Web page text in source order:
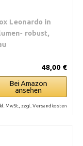
Leonardo in
robust,
48,00 €
Bei Amazon
ansehen
MwSt., zzgl. Versandkosten